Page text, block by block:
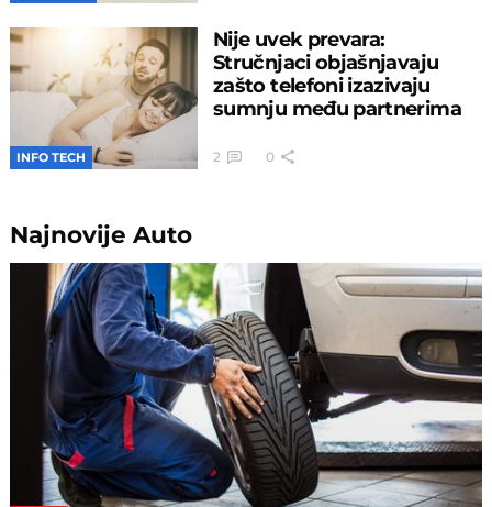
INFO TECH
Nije uvek prevara:
Stručnjaci objašnjavaju
zašto telefoni izazivaju
sumnju među partnerima
2 0
NajnovijeAuto